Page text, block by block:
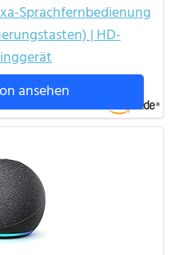
Sprachfernbedienung
| HD-
ansehen